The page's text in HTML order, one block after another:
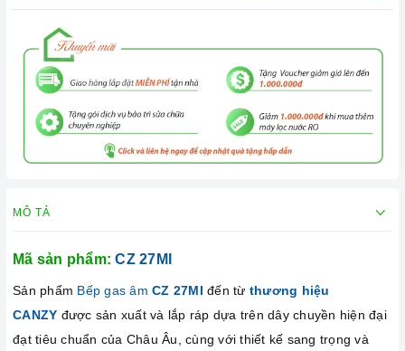
MÔ TẢ
Mã sản phẩm:CZ 27MI
Sản phẩm Bếp gas âm CZ 27MI đến từ thương hiệu
CANZY được sản xuất và lắp ráp dựa trên dây chuyền hiện đại
đạt tiêu chuẩn của Châu Âu, cùng với thiết kế sang trọng và